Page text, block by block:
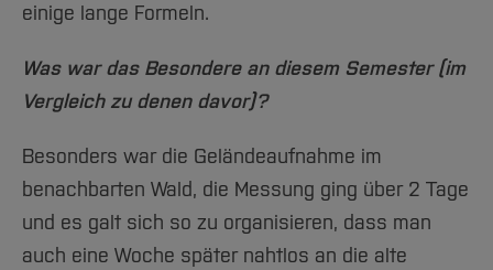
einige lange Formeln.
Was war das Besondere an diesem Semester (im
Vergleich zu denen davor)?
Besonders war die Geländeaufnahme im
benachbarten Wald, die Messung ging über 2 Tage
und es galt sich so zu organisieren, dass man
auch eine Woche später nahtlos an die alte